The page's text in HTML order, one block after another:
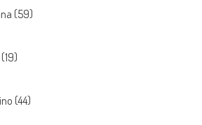
(59)
(19)
(44)